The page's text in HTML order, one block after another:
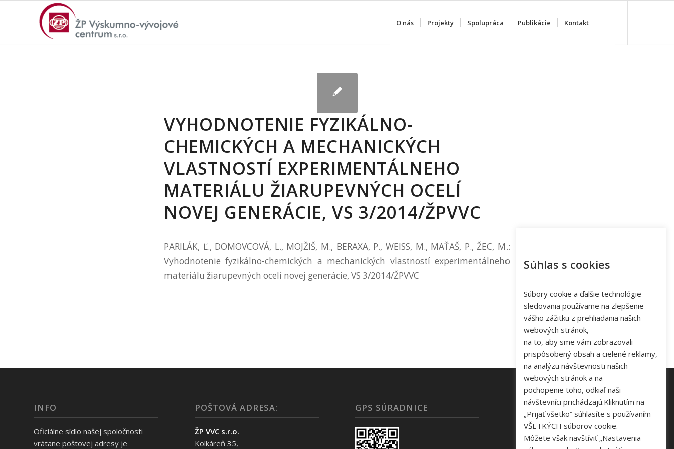
O nás Projekty Spolupráca Publikácie Kontakt
VYHODNOTENIE FYZIKÁLNO-
CHEMICKÝCH A MECHANICKÝCH
VLASTNOSTÍ EXPERIMENTÁLNEHO
MATERIÁLU ŽIARUPEVNÝCH OCELÍ
NOVEJ GENERÁCIE, VS 3/2014/ŽPVVC
PARILÁK, Ľ., DOMOVCOVÁ, L., MOJŽIŠ, M., BERAXA, P., WEISS, M., MAŤAŠ, P., ŽEC, M.:
Vyhodnotenie fyzikálno-chemických a mechanických vlastností experimentálneho
materiálu žiarupevných ocelí novej generácie, VS 3/2014/ŽPVVC
INFO
Oficiálne sídlo našej spoločnosti
vrátane poštovej adresy je
POŠTOVÁ ADRESA:
ŽP VVC s.r.o.
Kolkáreň 35,
GPS SÚRADNICE KONTAKT
Tel: +421 48 645 40 35
e-mail:novakova@zelpo.sk
Súhlas s cookies
Súbory cookie a ďalšie technológie
sledovania používame na zlepšenie
vášho zážitku z prehliadania našich
webových stránok,
na to, aby sme vám zobrazovali
prispôsobený obsah a cielené reklamy,
na analýzu návštevnosti našich
webových stránok a na
pochopenie toho, odkiaľ naši
návštevníci prichádzajú.Kliknutím na
„Prijať všetko” súhlasíte s používaním
VŠETKÝCH súborov cookie.
Môžete však navštíviť „Nastavenia